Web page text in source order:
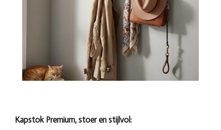
Kapstok Premium,stoeren stijlvol: